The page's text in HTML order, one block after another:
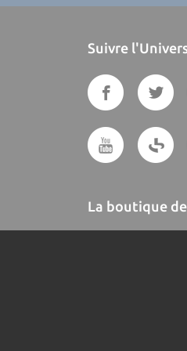
Suivre
La boutique